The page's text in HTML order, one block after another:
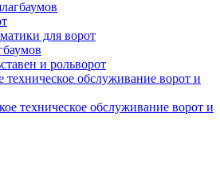
для ворот
и рольворот
техническое обслуживание ворот и
техническое обслуживание ворот и